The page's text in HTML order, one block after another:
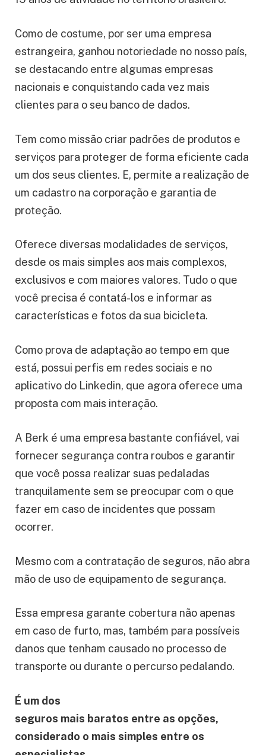
Como de costume, por ser uma empresa
estrangeira, ganhou notoriedade no nosso país,
se destacando entre algumas empresas
nacionais e conquistando cada vez mais
clientes para o seu banco de dados.
Tem como missão criar padrões de produtos e
serviços para proteger de forma eficiente cada
um dos seus clientes. E, permite a realização de
um cadastro na corporação e garantia de
proteção.
Oferece diversas modalidades de serviços,
desde os mais simples aos mais complexos,
exclusivos e com maiores valores. Tudo o que
você precisa é contatá-los e informar as
características e fotos da sua bicicleta.
Como prova de adaptação ao tempo em que
está, possui perfis em redes sociais e no
aplicativo do Linkedin, que agora oferece uma
proposta com mais interação.
A Berk é uma empresa bastante confiável, vai
fornecer segurança contra roubos e garantir
que você possa realizar suas pedaladas
tranquilamente sem se preocupar com o que
fazer em caso de incidentes que possam
ocorrer.
Mesmo com a contratação de seguros, não abra
mão de uso de equipamento de segurança.
Essa empresa garante cobertura não apenas
em caso de furto, mas, também para possíveis
danos que tenham causado no processo de
transporte ou durante o percurso pedalando.
É um dos
seguros mais baratos entre as opções,
considerado o mais simples entre os